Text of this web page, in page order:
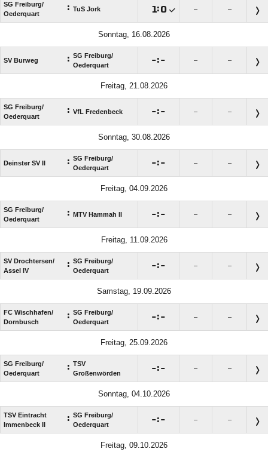
SG Freiburg/​
Oederquart
: TuS Jork : – –
Sonntag, 16.08.2026
SV Burweg : SG Freiburg/​
Oederquart
: – –
Freitag, 21.08.2026
SG Freiburg/​
Oederquart
: VfL Fredenbeck : – –
Sonntag, 30.08.2026
Deinster SV II : SG Freiburg/​
Oederquart
: – –
Freitag, 04.09.2026
SG Freiburg/​
Oederquart
: MTV Hammah II : – –
Freitag, 11.09.2026
SV Drochtersen/​
Assel IV
: SG Freiburg/​
Oederquart
: – –
Samstag, 19.09.2026
FC Wischhafen/​
Dornbusch
: SG Freiburg/​
Oederquart
: – –
Freitag, 25.09.2026
SG Freiburg/​
Oederquart
: TSV
Großenwörden
: – –
Sonntag, 04.10.2026
TSV Eintracht
Immenbeck II
: SG Freiburg/​
Oederquart
: – –
Freitag, 09.10.2026